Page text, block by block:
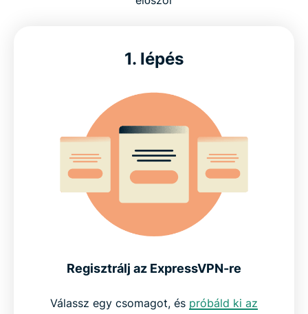
1. lépés
Regisztrálj az ExpressVPN-re
Válassz egy csomagot, és próbáld ki az